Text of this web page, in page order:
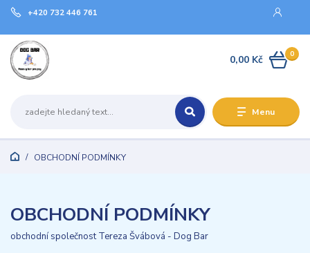
Menu
+420 732 446 761
0
0,00 Kč
OBCHODNÍ PODMÍNKY
OBCHODNÍ PODMÍNKY
obchodní společnost Tereza Švábová - Dog Bar